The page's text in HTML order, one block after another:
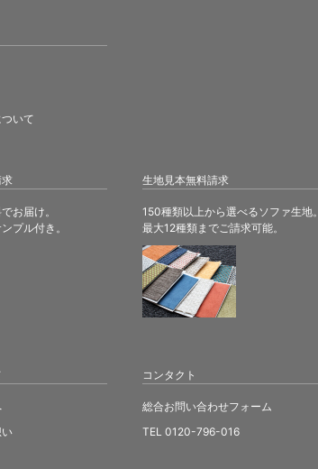
お届け。
プル付き。
生地見本無料請求
150種類以上から選べるソファ生地。
最大12種類までご請求可能。
いて
コンタクト
総合お問い合わせフォーム
TEL 0120-796-016